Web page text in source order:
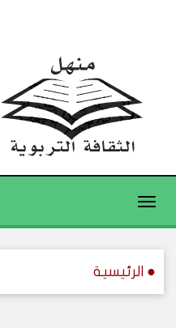
Toggle
● الرئيسية